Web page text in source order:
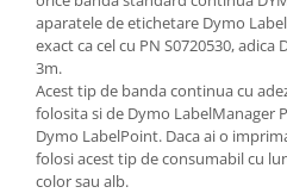
aparatele de etichetare Dymo
exact ca cel cu PN S0720530, adica
3m.
Acest tip de banda continua cu
folosita si de Dymo LabelManager
Dymo LabelPoint. Daca ai o
folosi acest tip de consumabil cu
color sau alb.